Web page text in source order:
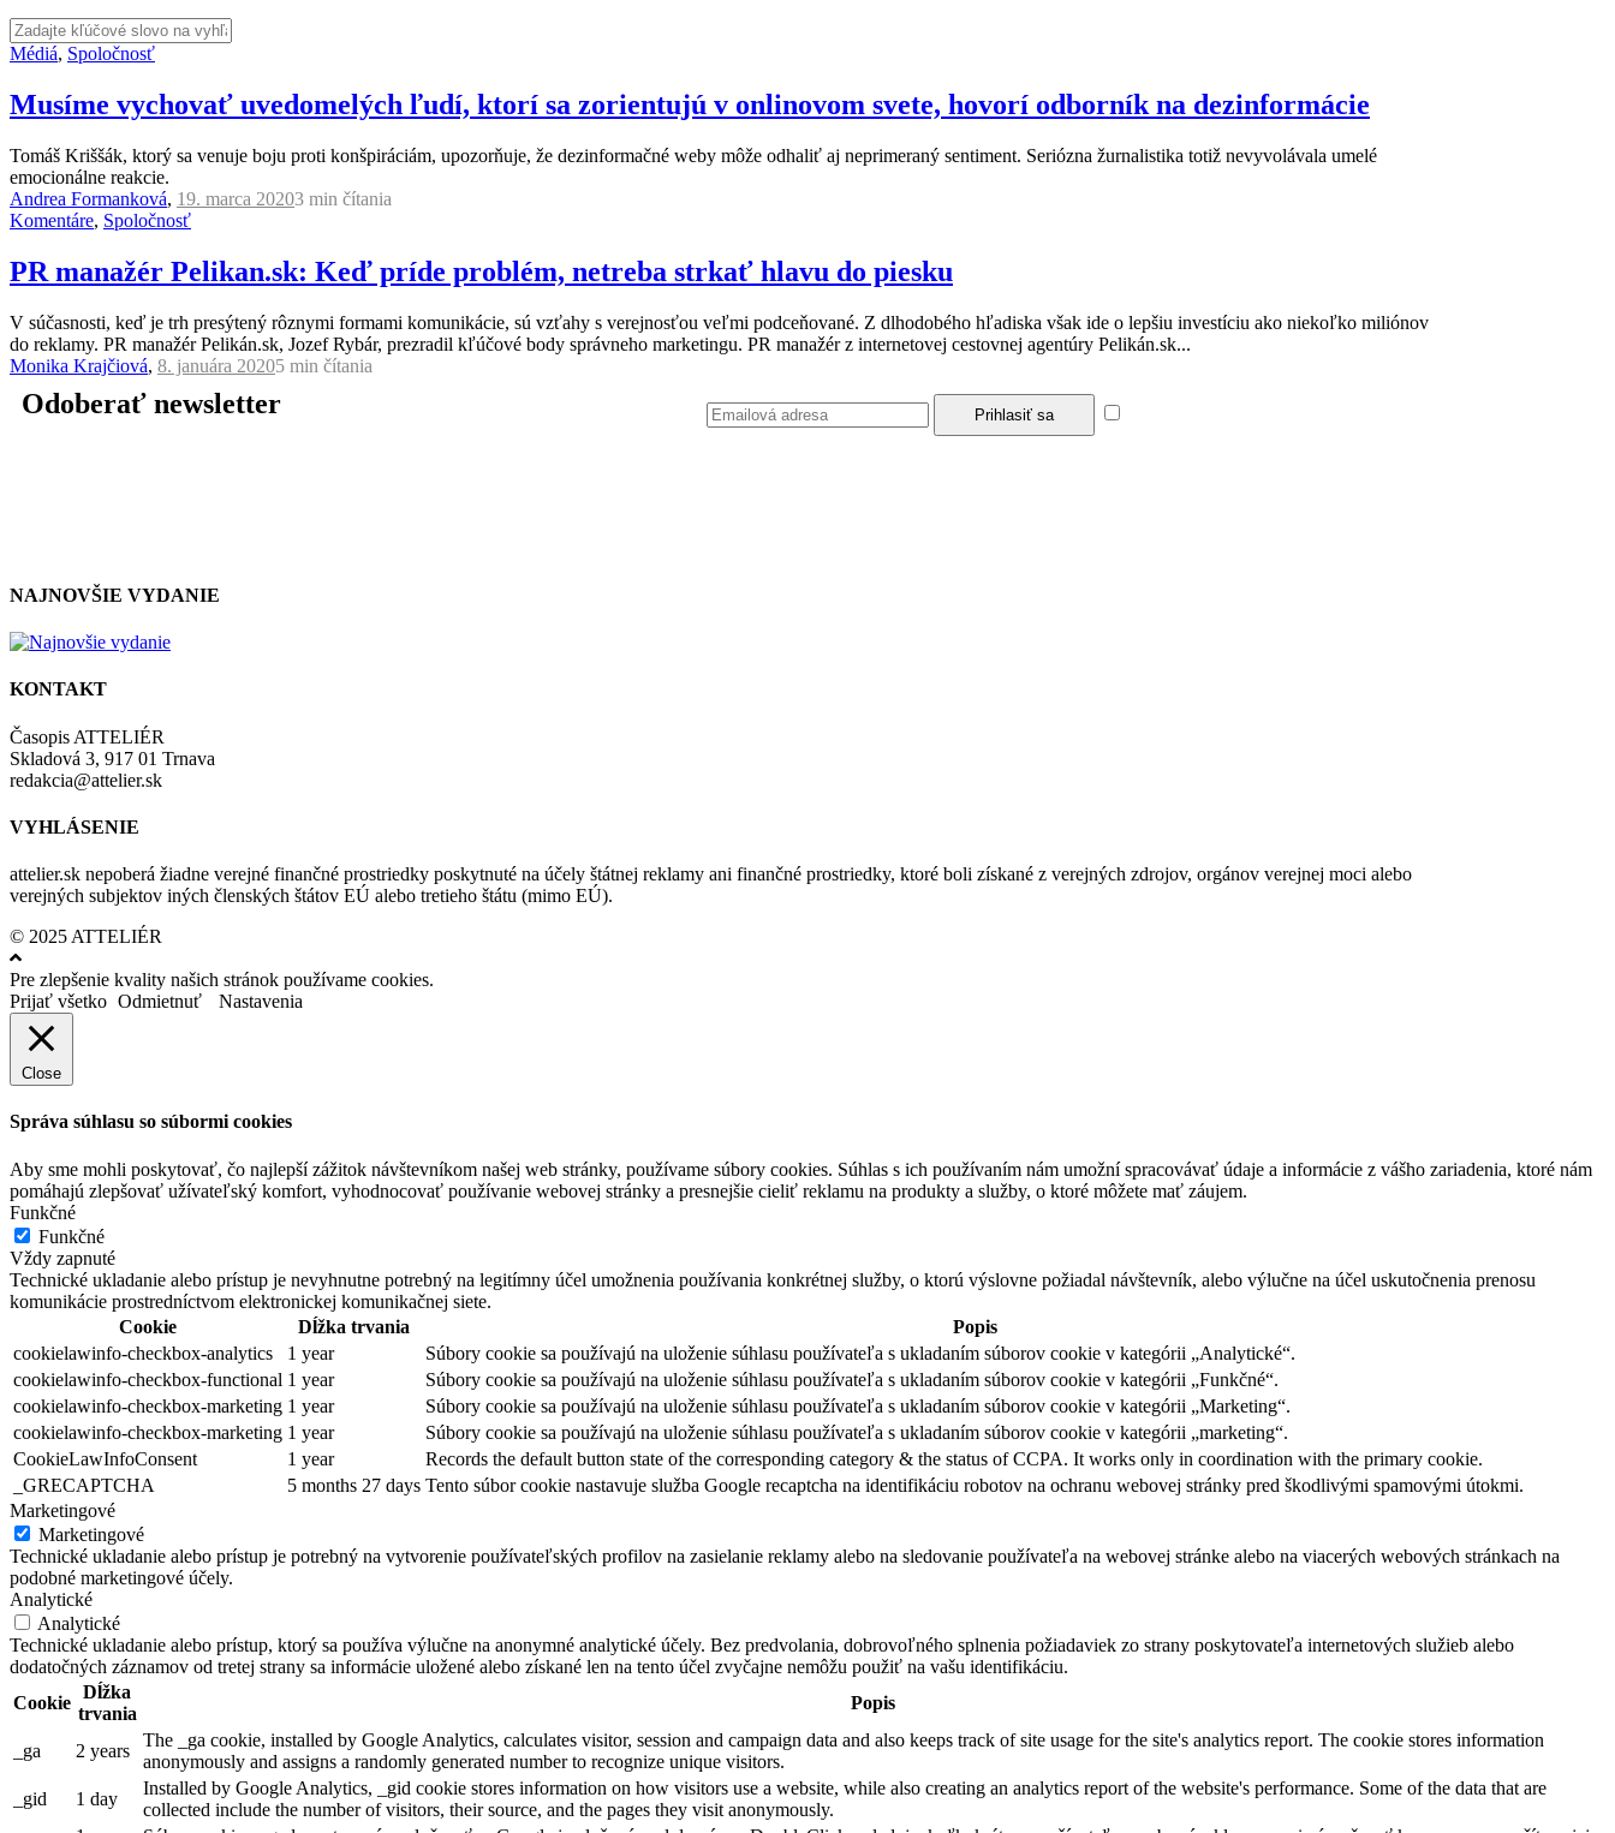
Médiá, Spoločnosť
Musíme vychovať uvedomelých ľudí, ktorí sa zorientujú v onlinovom svete, hovorí odborník na dezinformácie
Tomáš Kriššák, ktorý sa venuje boju proti konšpiráciám, upozorňuje, že dezinformačné weby môže odhaliť aj neprimeraný sentiment. Seriózna žurnalistika totiž nevyvolávala umelé
emocionálne reakcie.
Andrea Formanková, 19. marca 20203 min čítania
Komentáre, Spoločnosť
PR manažér Pelikan.sk: Keď príde problém, netreba strkať hlavu do piesku
V súčasnosti, keď je trh presýtený rôznymi formami komunikácie, sú vzťahy s verejnosťou veľmi podceňované. Z dlhodobého hľadiska však ide o lepšiu investíciu ako niekoľko miliónov
do reklamy. PR manažér Pelikán.sk, Jozef Rybár, prezradil kľúčové body správneho marketingu. PR manažér z internetovej cestovnej agentúry Pelikán.sk...
Monika Krajčiová, 8. januára 20205 min čítania
Odoberať newsletter
NAJNOVŠIE VYDANIE
KONTAKT
Časopis ATTELIÉR
Skladová 3, 917 01 Trnava
redakcia@attelier.sk
VYHLÁSENIE
attelier.sk nepoberá žiadne verejné finančné prostriedky poskytnuté na účely štátnej reklamy ani finančné prostriedky, ktoré boli získané z verejných zdrojov, orgánov verejnej moci alebo
verejných subjektov iných členských štátov EÚ alebo tretieho štátu (mimo EÚ).
© 2025 ATTELIÉR
Pre zlepšenie kvality našich stránok používame cookies.
Prijať všetko Odmietnuť Nastavenia
Close
Správa súhlasu so súbormi cookies
Aby sme mohli poskytovať, čo najlepší zážitok návštevníkom našej web stránky, používame súbory cookies. Súhlas s ich používaním nám umožní spracovávať údaje a informácie z vášho zariadenia, ktoré nám
pomáhajú zlepšovať užívateľský komfort, vyhodnocovať používanie webovej stránky a presnejšie cieliť reklamu na produkty a služby, o ktoré môžete mať záujem.
Funkčné
Funkčné
Vždy zapnuté
Technické ukladanie alebo prístup je nevyhnutne potrebný na legitímny účel umožnenia používania konkrétnej služby, o ktorú výslovne požiadal návštevník, alebo výlučne na účel uskutočnenia prenosu
komunikácie prostredníctvom elektronickej komunikačnej siete.
Cookie
Dĺžka trvania
Popis
cookielawinfo-checkbox-analytics
1 year
Súbory cookie sa používajú na uloženie súhlasu používateľa s ukladaním súborov cookie v kategórii „Analytické“.
cookielawinfo-checkbox-functional 1 year
Súbory cookie sa používajú na uloženie súhlasu používateľa s ukladaním súborov cookie v kategórii „Funkčné“.
cookielawinfo-checkbox-marketing 1 year
Súbory cookie sa používajú na uloženie súhlasu používateľa s ukladaním súborov cookie v kategórii „Marketing“.
cookielawinfo-checkbox-marketing 1 year
Súbory cookie sa používajú na uloženie súhlasu používateľa s ukladaním súborov cookie v kategórii „marketing“.
CookieLawInfoConsent
1 year
Records the default button state of the corresponding category & the status of CCPA. It works only in coordination with the primary cookie.
_GRECAPTCHA
5 months 27 days Tento súbor cookie nastavuje služba Google recaptcha na identifikáciu robotov na ochranu webovej stránky pred škodlivými spamovými útokmi.
Marketingové
Marketingové
Technické ukladanie alebo prístup je potrebný na vytvorenie používateľských profilov na zasielanie reklamy alebo na sledovanie používateľa na webovej stránke alebo na viacerých webových stránkach na
podobné marketingové účely.
Analytické
Analytické
Technické ukladanie alebo prístup, ktorý sa používa výlučne na anonymné analytické účely. Bez predvolania, dobrovoľného splnenia požiadaviek zo strany poskytovateľa internetových služieb alebo
dodatočných záznamov od tretej strany sa informácie uložené alebo získané len na tento účel zvyčajne nemôžu použiť na vašu identifikáciu.
Cookie
Dĺžka
trvania
Popis
_ga 2 years
The _ga cookie, installed by Google Analytics, calculates visitor, session and campaign data and also keeps track of site usage for the site's analytics report. The cookie stores information
anonymously and assigns a randomly generated number to recognize unique visitors.
_gid
1 day
Installed by Google Analytics, _gid cookie stores information on how visitors use a website, while also creating an analytics report of the website's performance. Some of the data that are
collected include the number of visitors, their source, and the pages they visit anonymously.